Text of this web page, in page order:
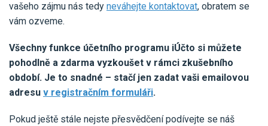
vašeho zájmu nás tedy neváhejte kontaktovat, obratem se
vám ozveme.
Všechny funkce účetního programu iÚčto si můžete
pohodlně a zdarma vyzkoušet v rámci zkušebního
období. Je to snadné – stačí jen zadat vaši emailovou
adresu v registračním formuláři.
Pokud ještě stále nejste přesvědčení podívejte se náš